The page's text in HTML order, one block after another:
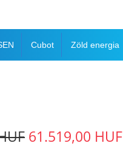
Cubot Zöld energia
61.519,00 HUF